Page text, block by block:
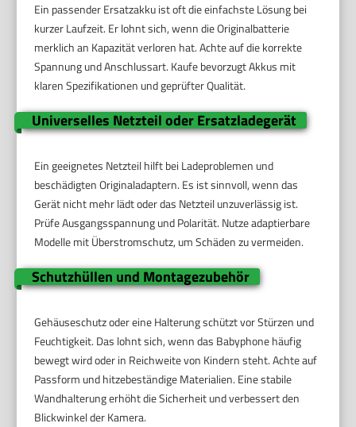
Ein passender Ersatzakku ist oft die einfachste Lösung bei
kurzer Laufzeit. Er lohnt sich, wenn die Originalbatterie
merklich an Kapazität verloren hat. Achte auf die korrekte
Spannung und Anschlussart. Kaufe bevorzugt Akkus mit
klaren Spezifikationen und geprüfter Qualität.
Universelles Netzteil oder Ersatzladegerät
Ein geeignetes Netzteil hilft bei Ladeproblemen und
beschädigten Originaladaptern. Es ist sinnvoll, wenn das
Gerät nicht mehr lädt oder das Netzteil unzuverlässig ist.
Prüfe Ausgangsspannung und Polarität. Nutze adaptierbare
Modelle mit Überstromschutz, um Schäden zu vermeiden.
Schutzhüllen und Montagezubehör
Gehäuseschutz oder eine Halterung schützt vor Stürzen und
Feuchtigkeit. Das lohnt sich, wenn das Babyphone häufig
bewegt wird oder in Reichweite von Kindern steht. Achte auf
Passform und hitzebeständige Materialien. Eine stabile
Wandhalterung erhöht die Sicherheit und verbessert den
Blickwinkel der Kamera.